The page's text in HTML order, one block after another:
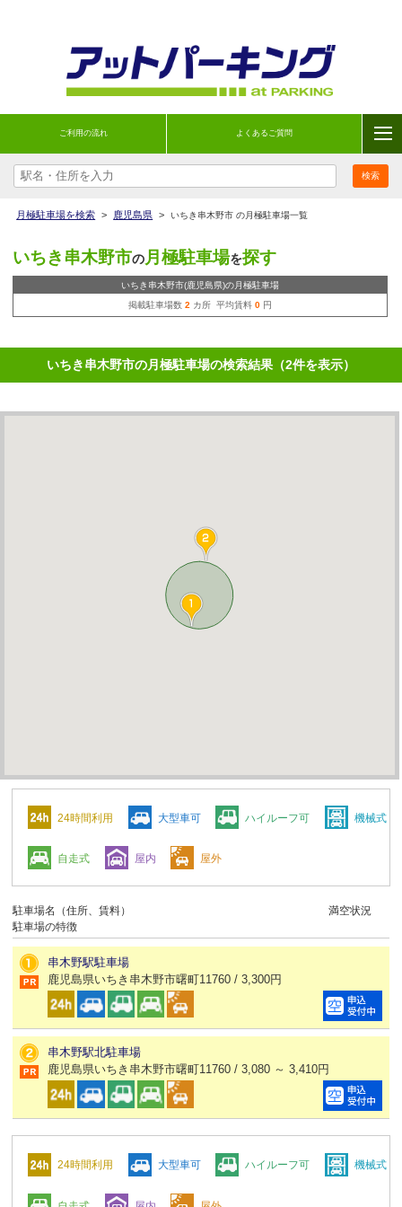
ご利用の流れ よくあるご質問
月極駐車場を検索 > 鹿児島県 > いちき串木野市 の月極駐車場一覧
いちき串木野市の月極駐車場を探す
いちき串木野市(鹿児島県)の月極駐車場
掲載駐車場数 2 カ所 平均賃料 0円
いちき串木野市の月極駐車場の検索結果（2件を表示）
24時間利用 大型車可 ハイルーフ可 機械式
自走式 屋内 屋外
駐車場名（住所、賃料）
駐車場の特徴
満空状況
串木野駅駐車場
鹿児島県いちき串木野市曙町11760 / 3,300円
串木野駅北駐車場
鹿児島県いちき串木野市曙町11760 / 3,080 ～ 3,410円
24時間利用 大型車可 ハイルーフ可 機械式